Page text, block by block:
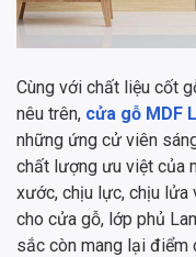
Cùng với chất liệu cốt
nêu trên, cửa gỗ MDF
những ứng cử viên
chất lượng ưu việt của
xước, chịu lực, chịu
cho cửa gỗ, lớp phủ
sắc còn mang lại điểm